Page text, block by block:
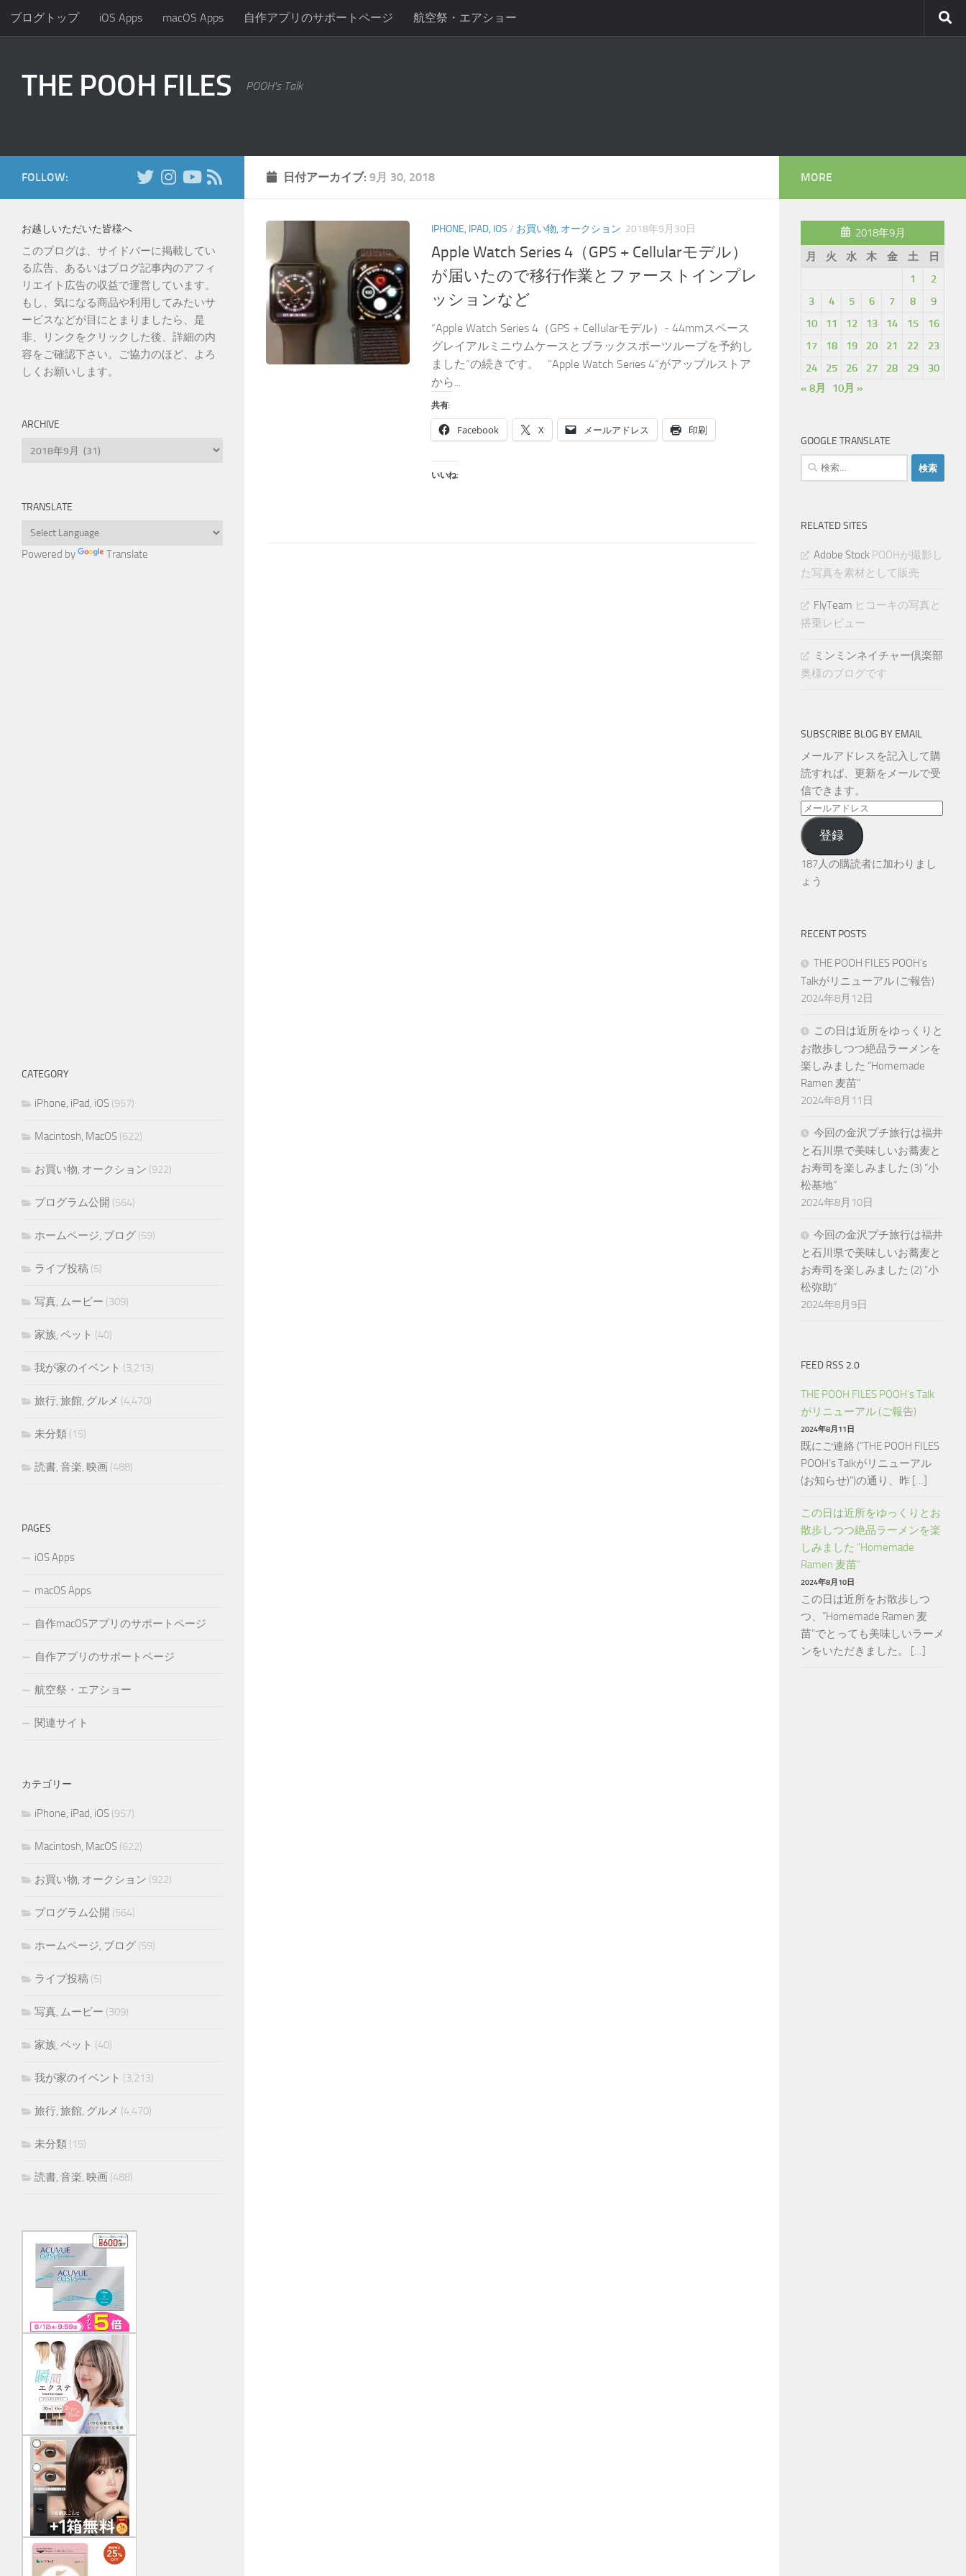
コンテンツへスキップ
ブログトップ iOS Apps macOS Apps 自作アプリのサポートページ 航空祭・エアショー
THE POOH FILES POOH's Talk
日付アーカイブ: 9月 30, 2018
IPHONE, IPAD, IOS / お買い物, オークション 2018年9月30日
Apple Watch Series 4（GPS + Cellularモデル）
が届いたので移行作業とファーストインプレ
ッションなど
“Apple Watch Series 4（GPS + Cellularモデル）- 44mmスペース
グレイアルミニウムケースとブラックスポーツループを予約し
ました”の続きです。 “Apple Watch Series 4“がアップルストア
から...
共有:
Facebook X メールアドレス 印刷
いいね:
FOLLOW:
お越しいただいた皆様へ
このブログは、サイドバーに掲載してい
る広告、あるいはブログ記事内のアフィ
リエイト広告の収益で運営しています。
もし、気になる商品や利用してみたいサ
ービスなどが目にとまりましたら、是
非、リンクをクリックした後、詳細の内
容をご確認下さい。ご協力のほど、よろ
しくお願いします。
ARCHIVE
Archive
TRANSLATE
Powered by Translate
CATEGORY
iPhone, iPad, iOS (957)
Macintosh, MacOS (622)
お買い物, オークション (922)
プログラム公開 (564)
ホームページ, ブログ (59)
ライブ投稿 (5)
写真, ムービー (309)
家族, ペット (40)
我が家のイベント (3,213)
旅行, 旅館, グルメ (4,470)
未分類 (15)
読書, 音楽, 映画 (488)
PAGES
iOS Apps
macOS Apps
自作macOSアプリのサポートページ
自作アプリのサポートページ
航空祭・エアショー
関連サイト
カテゴリー
iPhone, iPad, iOS (957)
Macintosh, MacOS (622)
お買い物, オークション (922)
プログラム公開 (564)
ホームページ, ブログ (59)
ライブ投稿 (5)
写真, ムービー (309)
家族, ペット (40)
我が家のイベント (3,213)
旅行, 旅館, グルメ (4,470)
未分類 (15)
読書, 音楽, 映画 (488)
MORE
2018年9月
月
火 水 木 金 土
日
1
2
3
4 5 6 7 8
9
10
11 12 13 14 15
16
17
18 19 20 21 22
23
24
25 26 27 28 29
30
« 8月
10月 »
GOOGLE TRANSLATE
検
索:
RELATED SITES
Adobe Stock POOHが撮影し
た写真を素材として販売
FlyTeam ヒコーキの写真と
搭乗レビュー
ミンミンネイチャー倶楽部
奥様のブログです
SUBSCRIBE BLOG BY EMAIL
メールアドレスを記入して購
読すれば、更新をメールで受
信できます。
メ
ー
ル
ア
ド
登録
187人の購読者に加わりまし
ょう
RECENT POSTS
THE POOH FILES POOH’s
Talkがリニューアル (ご報告)
2024年8月12日
この日は近所をゆっくりと
お散歩しつつ絶品ラーメンを
楽しみました “Homemade
Ramen 麦苗”
2024年8月11日
今回の金沢プチ旅行は福井
と石川県で美味しいお蕎麦と
お寿司を楽しみました (3) “小
松基地”
2024年8月10日
今回の金沢プチ旅行は福井
と石川県で美味しいお蕎麦と
お寿司を楽しみました (2) “小
松弥助”
2024年8月9日
FEED RSS 2.0
THE POOH FILES POOH’s Talk
がリニューアル (ご報告)
2024年8月11日
既にご連絡 (“THE POOH FILES
POOH’s Talkがリニューアル
(お知らせ)“)の通り、昨 […]
この日は近所をゆっくりとお
散歩しつつ絶品ラーメンを楽
しみました “Homemade
Ramen 麦苗”
2024年8月10日
この日は近所をお散歩しつ
つ、”Homemade Ramen 麦
苗”でとっても美味しいラーメ
ンをいただきました。 […]